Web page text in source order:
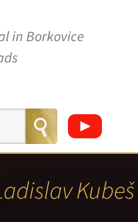
in Borkovice
Kubeš